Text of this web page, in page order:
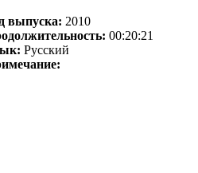
выпуска: 2010
00:20:21
Русский